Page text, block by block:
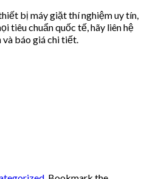
bị máy giặt thí nghiệm uy tín,
tiêu chuẩn quốc tế, hãy liên hệ
báo giá chi tiết.